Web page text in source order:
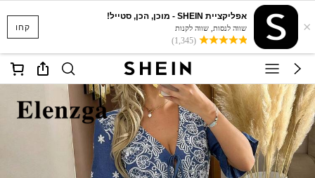
קחו ×
אפליקציית SHEIN - מוכן, הכן, סטייל!
שווה לנסות, שווה לקנות
(1,345)